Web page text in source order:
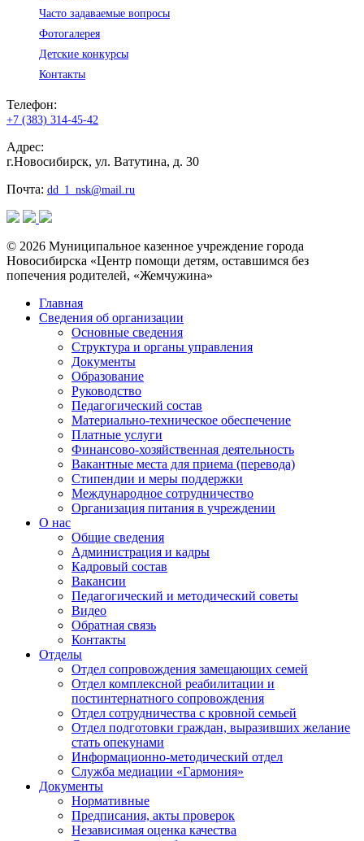
Часто задаваемые вопросы
Фотогалерея
Детские конкурсы
Контакты
Телефон:
+7 (383) 314-45-42
Адрес:
г.Новосибирск, ул. Ватутина, д. 30
Почта: dd_1_nsk@mail.ru
© 2026 Муниципальное казенное учреждение города
Новосибирска «Центр помощи детям, оставшимся без
попечения родителей, «Жемчужина»
Главная
Сведения об организации
Основные сведения
Структура и органы управления
Документы
Образование
Руководство
Педагогический состав
Материально-техническое обеспечение
Платные услуги
Финансово-хозяйственная деятельность
Вакантные места для приема (перевода)
Стипендии и меры поддержки
Международное сотрудничество
Организация питания в учреждении
О нас
Общие сведения
Администрация и кадры
Кадровый состав
Вакансии
Педагогический и методический советы
Видео
Обратная связь
Контакты
Отделы
Отдел сопровождения замещающих семей
Отдел комплексной реабилитации и
постинтернатного сопровождения
Отдел сотрудничества с кровной семьей
Отдел подготовки граждан, выразивших желание
стать опекунами
Информационно-методический отдел
Служба медиации «Гармония»
Документы
Нормативные
Предписания, акты проверок
Независимая оценка качества